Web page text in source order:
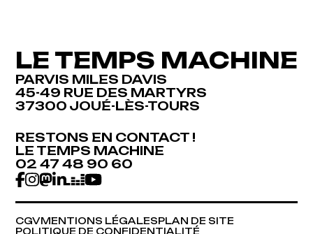
LE TEMPS MACHINE
PARVIS MILES DAVIS
45-49 RUE DES MARTYRS
37300 JOUÉ-LÈS-TOURS
RESTONS EN CONTACT !
LE TEMPS MACHINE
02 47 48 90 60
CGVMENTIONS LÉGALESPLAN DE SITE
POLITIQUE DE CONFIDENTIALITÉ
RESTONS EN CONTACT !
LE TEMPS MACHINE
02 47 48 90 60
CGVMENTIONS LÉGALESPLAN DE SITE
POLITIQUE DE CONFIDENTIALITÉ